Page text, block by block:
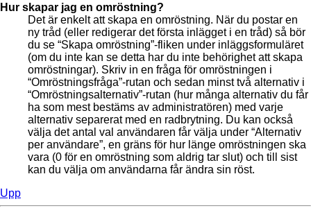
Hur skapar jag en omröstning?
Det är enkelt att skapa en omröstning. När du postar en
ny tråd (eller redigerar det första inlägget i en tråd) så bör
du se “Skapa omröstning”-fliken under inläggsformuläret
(om du inte kan se detta har du inte behörighet att skapa
omröstningar). Skriv in en fråga för omröstningen i
“Omröstningsfråga”-rutan och sedan minst två alternativ i
“Omröstningsalternativ”-rutan (hur många alternativ du får
ha som mest bestäms av administratören) med varje
alternativ separerat med en radbrytning. Du kan också
välja det antal val användaren får välja under “Alternativ
per användare”, en gräns för hur länge omröstningen ska
vara (0 för en omröstning som aldrig tar slut) och till sist
kan du välja om användarna får ändra sin röst.
Upp